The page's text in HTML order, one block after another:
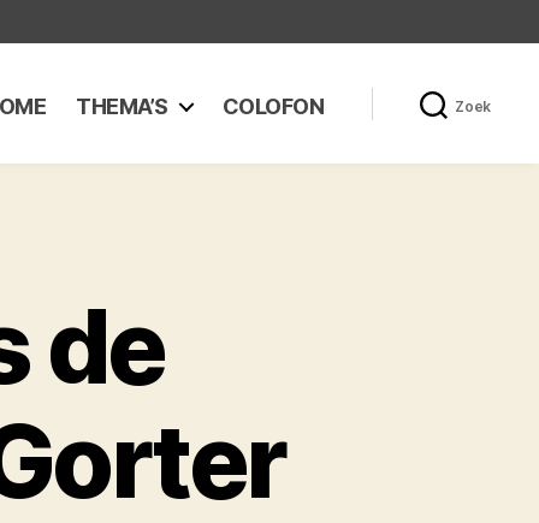
THEMA’S COLOFON Zoek
de